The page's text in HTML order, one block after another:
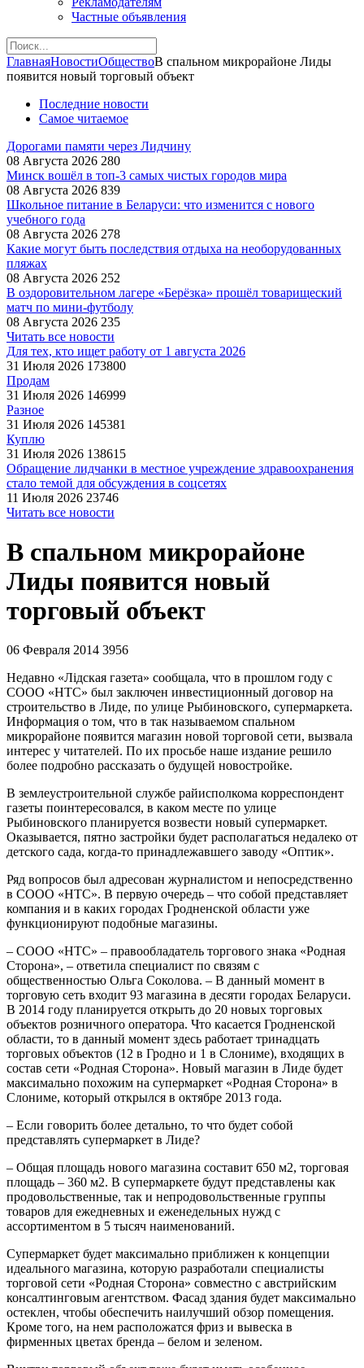
Частные объявления
ГлавнаяНовостиОбществоВ спальном микрорайоне Лиды
появится новый торговый объект
Последние новости
Самое читаемое
Дорогами памяти через Лидчину
08 Августа 2026 280
Минск вошёл в топ-3 самых чистых городов мира
08 Августа 2026 839
Школьное питание в Беларуси: что изменится с нового
учебного года
08 Августа 2026 278
Какие могут быть последствия отдыха на необорудованных
пляжах
08 Августа 2026 252
В оздоровительном лагере «Берёзка» прошёл товарищеский
матч по мини-футболу
08 Августа 2026 235
Читать все новости
Для тех, кто ищет работу от 1 августа 2026
31 Июля 2026 173800
Продам
31 Июля 2026 146999
Разное
31 Июля 2026 145381
Куплю
31 Июля 2026 138615
Обращение лидчанки в местное учреждение здравоохранения
стало темой для обсуждения в соцсетях
11 Июля 2026 23746
Читать все новости
В спальном микрорайоне
Лиды появится новый
торговый объект
06 Февраля 2014 3956
Недавно «Лідская газета» сообщала, что в прошлом году с
СООО «НТС» был заключен инвестиционный договор на
строительство в Лиде, по улице Рыбиновского, супермаркета.
Информация о том, что в так называемом спальном
микрорайоне появится магазин новой торговой сети, вызвала
интерес у читателей. По их просьбе наше издание решило
более подробно рассказать о будущей новостройке.
В землеустроительной службе райисполкома корреспондент
газеты поинтересовался, в каком месте по улице
Рыбиновского планируется возвести новый супермаркет.
Оказывается, пятно застройки будет располагаться недалеко от
детского сада, когда-то принадлежавшего заводу «Оптик».
Ряд вопросов был адресован журналистом и непосредственно
в СООО «НТС». В первую очередь – что собой представляет
компания и в каких городах Гродненской области уже
функционируют подобные магазины.
– СООО «НТС» – правообладатель торгового знака «Родная
Сторона», – ответила специалист по связям с
общественностью Ольга Соколова. – В данный момент в
торговую сеть входит 93 магазина в десяти городах Беларуси.
В 2014 году планируется открыть до 20 новых торговых
объектов розничного оператора. Что касается Гродненской
области, то в данный момент здесь работает тринадцать
торговых объектов (12 в Гродно и 1 в Слониме), входящих в
состав сети «Родная Сторона». Новый магазин в Лиде будет
максимально похожим на супермаркет «Родная Сторона» в
Слониме, который открылся в октябре 2013 года.
– Если говорить более детально, то что будет собой
представлять супермаркет в Лиде?
– Общая площадь нового магазина составит 650 м2, торговая
площадь – 360 м2. В супермаркете будут представлены как
продовольственные, так и непродовольственные группы
товаров для ежедневных и еженедельных нужд с
ассортиментом в 5 тысяч наименований.
Супермаркет будет максимально приближен к концепции
идеального магазина, которую разработали специалисты
торговой сети «Родная Сторона» совместно с австрийским
консалтинговым агентством. Фасад здания будет максимально
остеклен, чтобы обеспечить наилучший обзор помещения.
Кроме того, на нем расположатся фриз и вывеска в
фирменных цветах бренда – белом и зеленом.